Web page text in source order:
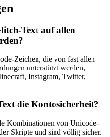
Text auf allen
Zeichen, die von fast allen
unterstützt werden,
Instagram, Twitter,
die Kontosicherheit?
Kombinationen von Unicode-
Skripte und sind völlig sicher.